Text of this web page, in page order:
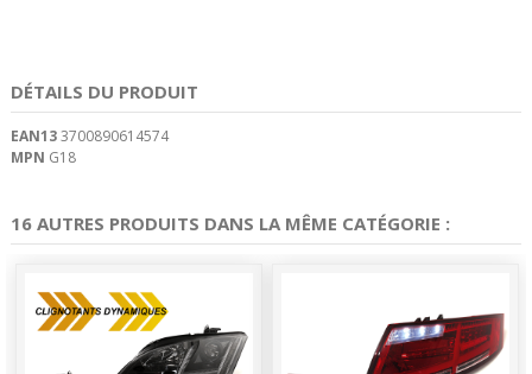
DÉTAILS DU PRODUIT
EAN133700890614574
MPN G18
16 AUTRES PRODUITS DANS LA MÊME CATÉGORIE :